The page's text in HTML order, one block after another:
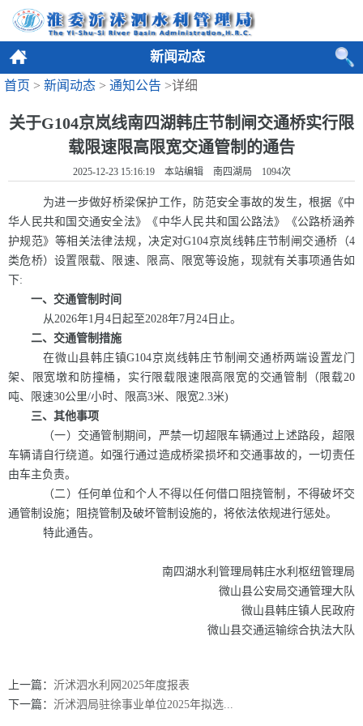
新闻动态
首页 > 新闻动态 > 通知公告 >详细
关于G104京岚线南四湖韩庄节制闸交通桥实行限
载限速限高限宽交通管制的通告
2025-12-23 15:16:19 本站编辑 南四湖局 1094次
为进一步做好桥梁保护工作，防范安全事故的发生，根据《中
华人民共和国交通安全法》《中华人民共和国公路法》《公路桥涵养
护规范》等相关法律法规，决定对G104京岚线韩庄节制闸交通桥（4
类危桥）设置限载、限速、限高、限宽等设施，现就有关事项通告如
下:
一、交通管制时间
从2026年1月4日起至2028年7月24日止。
二、交通管制措施
在微山县韩庄镇G104京岚线韩庄节制闸交通桥两端设置龙门
架、限宽墩和防撞桶，实行限载限速限高限宽的交通管制（限载20
吨、限速30公里/小时、限高3米、限宽2.3米)
三、其他事项
（一）交通管制期间，严禁一切超限车辆通过上述路段，超限
车辆请自行绕道。如强行通过造成桥梁损坏和交通事故的，一切责任
由车主负责。
（二）任何单位和个人不得以任何借口阻挠管制，不得破坏交
通管制设施；阻挠管制及破坏管制设施的，将依法依规进行惩处。
特此通告。
南四湖水利管理局韩庄水利枢纽管理局
微山县公安局交通管理大队
微山县韩庄镇人民政府
微山县交通运输综合执法大队
上一篇： 沂沭泗水利网2025年度报表
下一篇： 沂沭泗局驻徐事业单位2025年拟选...